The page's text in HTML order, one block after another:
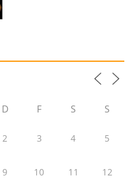
D F S S
2 3 4 5
9 10 11 12